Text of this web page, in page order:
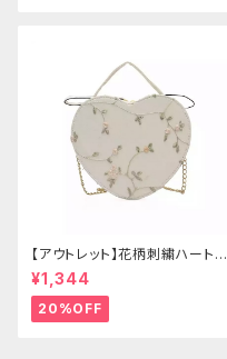
【アウトレット】花柄刺繍ハートバ
ッグ
¥1,344
20%OFF